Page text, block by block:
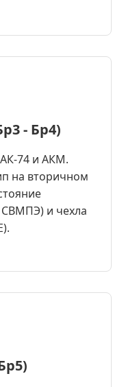
- Бр4)
74 и АКМ.
на вторичном
СВМПЭ) и чехла